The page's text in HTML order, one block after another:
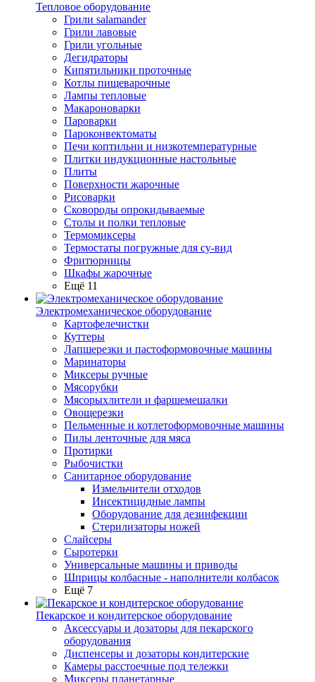
Тепловое оборудование
Грили salamander
Грили лавовые
Грили угольные
Дегидраторы
Кипятильники проточные
Котлы пищеварочные
Лампы тепловые
Макароноварки
Пароварки
Пароконвектоматы
Печи коптильни и низкотемпературные
Плитки индукционные настольные
Плиты
Поверхности жарочные
Рисоварки
Сковороды опрокидываемые
Столы и полки тепловые
Термомиксеры
Термостаты погружные для су-вид
Фритюрницы
Шкафы жарочные
Ещё 11
Электромеханическое оборудование
Картофелечистки
Куттеры
Лапшерезки и пастоформовочные машины
Маринаторы
Миксеры ручные
Мясорубки
Мясорыхлители и фаршемешалки
Овощерезки
Пельменные и котлетоформовочные машины
Пилы ленточные для мяса
Протирки
Рыбочистки
Санитарное оборудование
Измельчители отходов
Инсектицидные лампы
Оборудование для дезинфекции
Стерилизаторы ножей
Слайсеры
Сыротерки
Универсальные машины и приводы
Шприцы колбасные - наполнители колбасок
Ещё 7
Пекарское и кондитерское оборудование
Аксессуары и дозаторы для пекарского
оборудования
Диспенсеры и дозаторы кондитерские
Камеры расстоечные под тележки
Миксеры планетарные